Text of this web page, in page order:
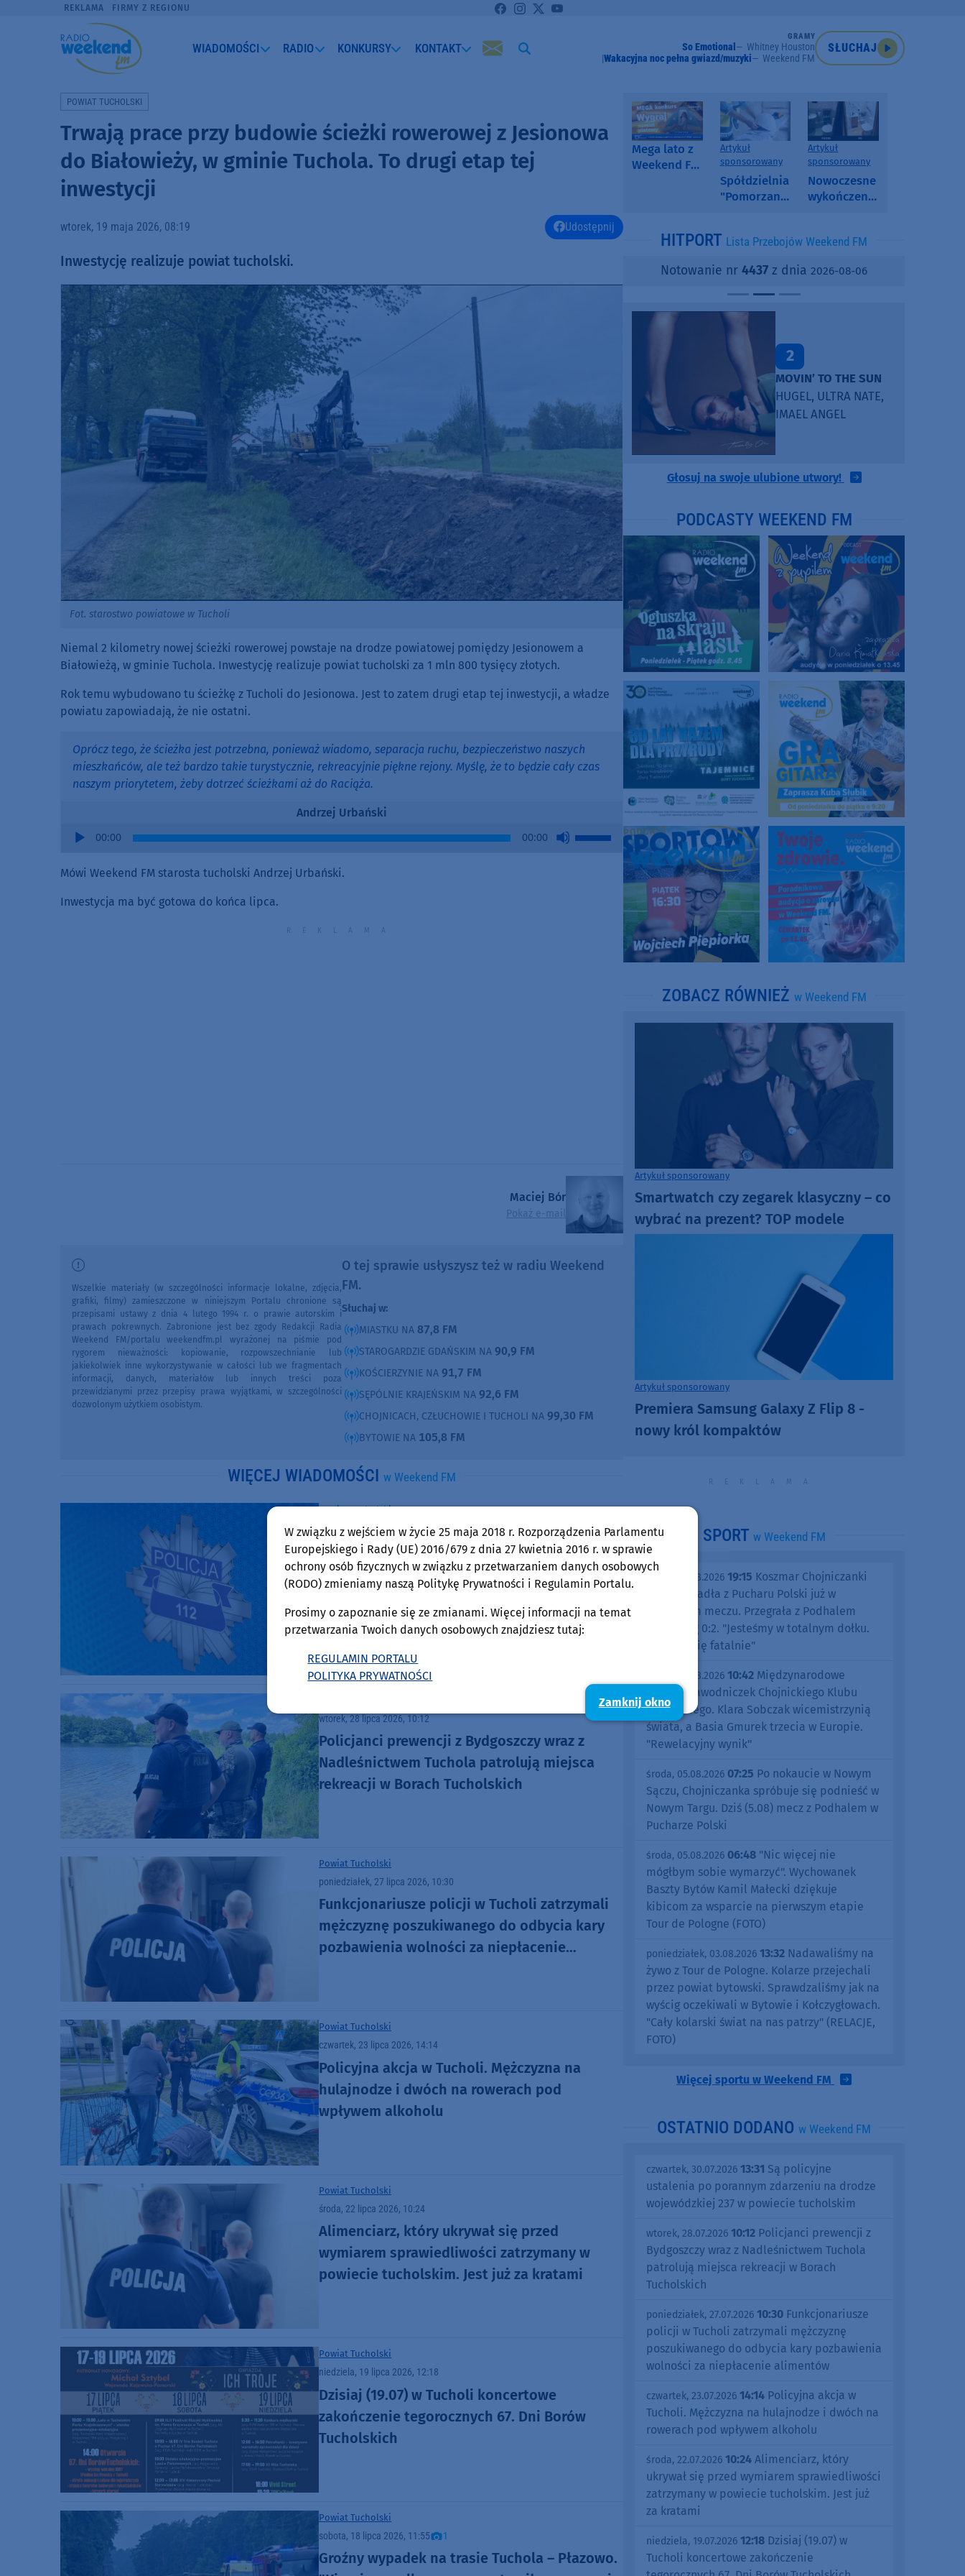
REKLAMA FIRMY Z REGIONU
WIADOMOŚCI RADIO KONKURSY KONTAKT
GRAMY
So Emotional
Whitney Houston
Wakacyjna noc pełna gwiazd/muzyki
Weekend FM
SŁUCHAJ
POWIAT TUCHOLSKI
Trwają prace przy budowie ścieżki rowerowej z Jesionowa
do Białowieży, w gminie Tuchola. To drugi etap tej
inwestycji
wtorek, 19 maja 2026, 08:19 Udostępnij
Inwestycję realizuje powiat tucholski.
Fot. starostwo powiatowe w Tucholi
Niemal 2 kilometry nowej ścieżki rowerowej powstaje na drodze powiatowej pomiędzy Jesionowem a
Białowieżą, w gminie Tuchola. Inwestycję realizuje powiat tucholski za 1 mln 800 tysięcy złotych.
Rok temu wybudowano tu ścieżkę z Tucholi do Jesionowa. Jest to zatem drugi etap tej inwestycji, a władze
powiatu zapowiadają, że nie ostatni.
Oprócz tego, że ścieżka jest potrzebna, ponieważ wiadomo, separacja ruchu, bezpieczeństwo naszych
mieszkańców, ale też bardzo takie turystycznie, rekreacyjnie piękne rejony. Myślę, że to będzie cały czas
naszym priorytetem, żeby dotrzeć ścieżkami aż do Raciąża.
Andrzej Urbański
Audio
00:00 00:00
Use
Up/Down
Mówi Weekend FM starosta tucholski Andrzej Urbański.
Inwestycja ma być gotowa do końca lipca.
Maciej Bór
Pokaż e-mail
O tej sprawie usłyszysz też w radiu Weekend
FM.
Słuchaj w:
MIASTKU NA 87,8 FM
STAROGARDZIE GDAŃSKIM NA 90,9 FM
KOŚCIERZYNIE NA 91,7 FM
SĘPÓLNIE KRAJEŃSKIM NA 92,6 FM
CHOJNICACH, CZŁUCHOWIE I TUCHOLI NA 99,30 FM
BYTOWIE NA 105,8 FM
Wszelkie materiały (w szczególności informacje lokalne, zdjęcia,
grafiki, filmy) zamieszczone w niniejszym Portalu chronione są
przepisami ustawy z dnia 4 lutego 1994 r. o prawie autorskim i
prawach pokrewnych. Zabronione jest bez zgody Redakcji Radia
Weekend FM/portalu weekendfm.pl wyrażonej na piśmie pod
rygorem nieważności: kopiowanie, rozpowszechnianie lub
jakiekolwiek inne wykorzystywanie w całości lub we fragmentach
informacji, danych, materiałów lub innych treści poza
przewidzianymi przez przepisy prawa wyjątkami, w szczególności
dozwolonym użytkiem osobistym.
WIĘCEJ WIADOMOŚCI w Weekend FM
Powiat Tucholski
czwartek, 30 lipca 2026, 13:31
Są policyjne ustalenia po porannym zdarzeniu
na drodze wojewódzkiej 237 w powiecie
tucholskim
wtorek, 28 lipca 2026, 10:12
Policjanci prewencji z Bydgoszczy wraz z
Nadleśnictwem Tuchola patrolują miejsca
rekreacji w Borach Tucholskich
Powiat Tucholski
poniedziałek, 27 lipca 2026, 10:30
Funkcjonariusze policji w Tucholi zatrzymali
mężczyznę poszukiwanego do odbycia kary
pozbawienia wolności za niepłacenie
Powiat Tucholski
czwartek, 23 lipca 2026, 14:14
Policyjna akcja w Tucholi. Mężczyzna na
hulajnodze i dwóch na rowerach pod
wpływem alkoholu
Powiat Tucholski
środa, 22 lipca 2026, 10:24
Alimenciarz, który ukrywał się przed
wymiarem sprawiedliwości zatrzymany w
powiecie tucholskim. Jest już za kratami
Powiat Tucholski
niedziela, 19 lipca 2026, 12:18
Dzisiaj (19.07) w Tucholi koncertowe
zakończenie tegorocznych 67. Dni Borów
Tucholskich
Powiat Tucholski
sobota, 18 lipca 2026, 11:55 1
Groźny wypadek na trasie Tuchola – Płazowo.
Mega lato z
Weekend FM
Artykuł
sponsorowany
Spółdzielnia
"Pomorzanka"
informuje o
i ofertach
najmu
Artykuł
sponsorowany
Nowoczesne
wykończenia
SPC, WPC i
kamienny
HITPORT Lista Przebojów Weekend FM
Notowanie nr 4437 z dnia 2026-08-06
2
MOVIN’ TO THE SUN
HUGEL, ULTRA NATE,
IMAEL ANGEL
Głosuj na swoje ulubione utwory!
PODCASTY WEEKEND FM
ZOBACZ RÓWNIEŻ w Weekend FM
Artykuł sponsorowany
Smartwatch czy zegarek klasyczny – co
wybrać na prezent? TOP modele
Artykuł sponsorowany
Premiera Samsung Galaxy Z Flip 8 -
nowy król kompaktów
SPORT w Weekend FM
środa, 05.08.2026 19:15 Koszmar Chojniczanki
trwa. Odpadła z Pucharu Polski już w
pierwszym meczu. Przegrała z Podhalem
Nowy Targ 0:2. "Jesteśmy w totalnym dołku.
Czujemy się fatalnie"
środa, 05.08.2026 10:42 Międzynarodowe
sukcesy zawodniczek Chojnickiego Klubu
Żeglarskiego. Klara Sobczak wicemistrzynią
świata, a Basia Gmurek trzecia w Europie.
"Rewelacyjny wynik"
środa, 05.08.2026 07:25 Po nokaucie w Nowym
Sączu, Chojniczanka spróbuje się podnieść w
Nowym Targu. Dziś (5.08) mecz z Podhalem w
Pucharze Polski
środa, 05.08.2026 06:48 "Nic więcej nie
mógłbym sobie wymarzyć". Wychowanek
Baszty Bytów Kamil Małecki dziękuje
kibicom za wsparcie na pierwszym etapie
Tour de Pologne (FOTO)
poniedziałek, 03.08.2026 13:32 Nadawaliśmy na
żywo z Tour de Pologne. Kolarze przejechali
przez powiat bytowski. Sprawdzaliśmy jak na
wyścig oczekiwali w Bytowie i Kołczygłowach.
"Cały kolarski świat na nas patrzy" (RELACJE,
FOTO)
Więcej sportu w Weekend FM
OSTATNIO DODANO w Weekend FM
czwartek, 30.07.2026 13:31 Są policyjne
ustalenia po porannym zdarzeniu na drodze
wojewódzkiej 237 w powiecie tucholskim
wtorek, 28.07.2026 10:12 Policjanci prewencji z
Bydgoszczy wraz z Nadleśnictwem Tuchola
patrolują miejsca rekreacji w Borach
Tucholskich
poniedziałek, 27.07.2026 10:30 Funkcjonariusze
policji w Tucholi zatrzymali mężczyznę
poszukiwanego do odbycia kary pozbawienia
wolności za niepłacenie alimentów
czwartek, 23.07.2026 14:14 Policyjna akcja w
Tucholi. Mężczyzna na hulajnodze i dwóch na
rowerach pod wpływem alkoholu
środa, 22.07.2026 10:24 Alimenciarz, który
ukrywał się przed wymiarem sprawiedliwości
zatrzymany w powiecie tucholskim. Jest już
za kratami
niedziela, 19.07.2026 12:18 Dzisiaj (19.07) w
Tucholi koncertowe zakończenie
W związku z wejściem w życie 25 maja 2018 r. Rozporządzenia Parlamentu
Europejskiego i Rady (UE) 2016/679 z dnia 27 kwietnia 2016 r. w sprawie
ochrony osób fizycznych w związku z przetwarzaniem danych osobowych
(RODO) zmieniamy naszą Politykę Prywatności i Regulamin Portalu.
Prosimy o zapoznanie się ze zmianami. Więcej informacji na temat
przetwarzania Twoich danych osobowych znajdziesz tutaj:
REGULAMIN PORTALU
POLITYKA PRYWATNOŚCI
Zamknij okno